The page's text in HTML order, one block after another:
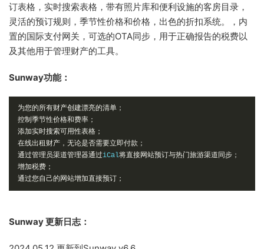
订表格，实时搜索表格，带有照片库和便利设施的客房目录，
灵活的预订规则，季节性价格和价格，出色的折扣系统。，内
置的国际支付网关，可选的OTA同步，用于正确报告的税费以
及其他用于管理财产的工具。
Sunway功能：
为您的所有财产创建漂亮的清单；
控制季节性价格和费率；
添加实时搜索可用性表格；
在线出租财产，无论是否需要立即付款；
通过管理员渠道管理器通过iCal将直接网站预订与热门旅游渠道同步；
增加税费；
通过您自己的网站增加直接预订；
Sunway 更新日志：